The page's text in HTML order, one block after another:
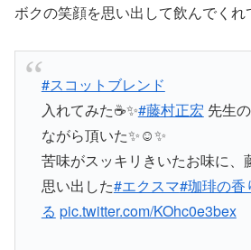
ボクの笑顔を思い出して飲んでくれ
#スコットブレンド
入れてみた☕️✨#藤村正宏 先生
ながら頂いた✨☺️✨
苦味がスッキリきいたお味に、
思い出した#エクスマ#珈琲の香
る pic.twitter.com/KOhc0e3bex